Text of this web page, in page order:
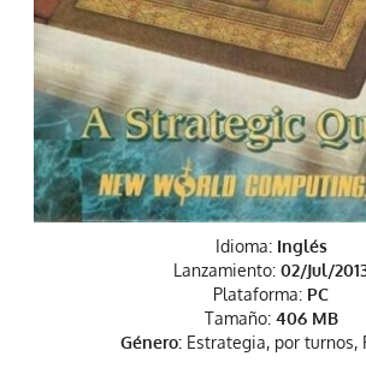
Idioma: Inglés
Lanzamiento:02/Jul/
Plataforma: PC
Tamaño: 406 MB
Género: Estrategia, por turnos,